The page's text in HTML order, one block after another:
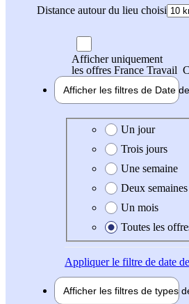
Distance autour du lieu choisi
Afficher uniquement
les offres France Travail
Afficher les filtres de Date
Date de création de l'offre
Un jour
Trois jours
Une semaine
Deux semaines
Un mois
Toutes les
Appliquerle filtre de date
Afficher les filtres de types